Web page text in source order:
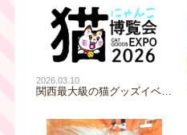
2026.03.10
関西最大級の猫グッズイベン
ロント大阪で開催！